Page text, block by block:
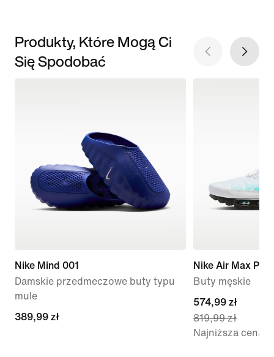
Produkty, Które Mogą Ci
Się Spodobać
Nike Mind 001
Damskie przedmeczowe buty typu
mule
389,99 zł
389,99 zł
Nike Air Max Plus
Buty męskie
current
price
574,99 zł,
574,99 zł
819,99 zł
Najniższa cena